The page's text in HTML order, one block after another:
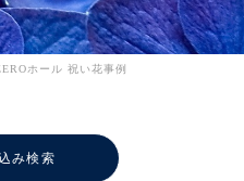
ホール 祝い花事例
み検索